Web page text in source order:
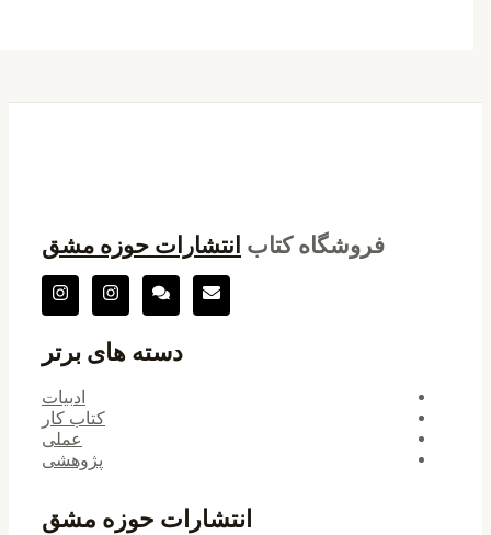
فروشگاه کتابانتشارات حوزه مشق
دسته های برتر
ادبیات
کتاب کار
عملی
پژوهشی
انتشارات حوزه مشق